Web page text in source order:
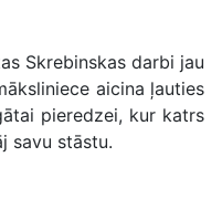
Skrebinskas darbi jau
aicina ļauties
pieredzei, kur katrs
savu stāstu.